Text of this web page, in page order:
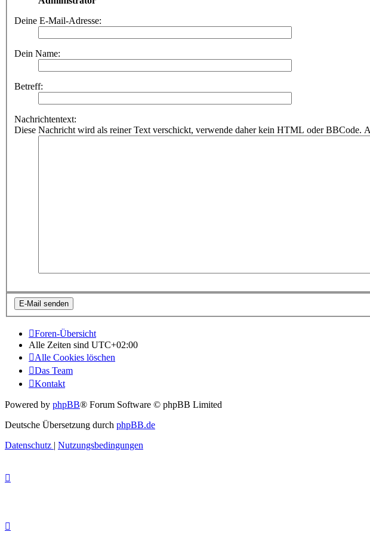
Deine E-Mail-Adresse:
Dein Name:
Betreff:
Nachrichtentext:
Diese Nachricht wird als reiner Text verschickt, verwende daher kein HTML oder
Foren-Übersicht
Alle Zeiten sind UTC+02:00
Alle Cookies löschen
Das Team
Kontakt
Powered by phpBB® Forum Software © phpBB Limited
Deutsche Übersetzung durch phpBB.de
Datenschutz | Nutzungsbedingungen